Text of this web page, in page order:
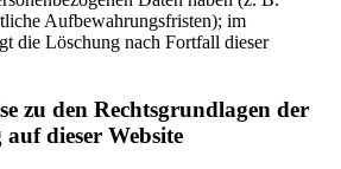
Aufbewahrungsfristen); im
die Löschung nach Fortfall dieser
zu den Rechtsgrundlagen der
dieser Website